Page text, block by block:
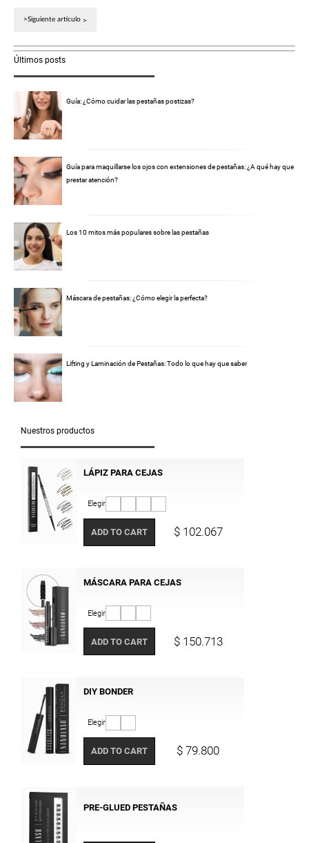
>Siguiente artículo
Últimos posts
Guía: ¿Cómo cuidar las pestañas postizas?
Guía para maquillarse los ojos con extensiones de pestañas: ¿A qué hay que
prestar atención?
Los 10 mitos más populares sobre las pestañas
Máscara de pestañas: ¿Cómo elegir la perfecta?
Lifting y Laminación de Pestañas: Todo lo que hay que saber
Nuestros productos
LÁPIZ PARA CEJAS
Elegir
ADD TO CART $ 102.067
MÁSCARA PARA CEJAS
Elegir
ADD TO CART $ 150.713
DIY BONDER
Elegir
ADD TO CART $ 79.800
PRE-GLUED PESTAÑAS